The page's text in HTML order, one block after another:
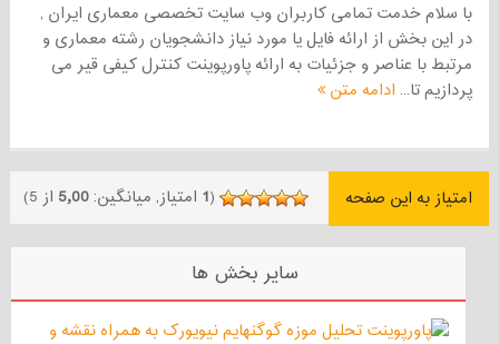
با سلام خدمت تمامی کاربران وب سایت تخصصی معماری ایران ,
در این بخش از ارائه فایل یا مورد نیاز دانشجویان رشته معماری و
مرتبط با عناصر و جزئیات به ارائه پاورپوینت کنترل کیفی قیر می
پردازیم تا... ادامه متن
امتیاز به این صفحه (
1 امتیاز, میانگین:5٫00 از 5)
سایر بخش ها